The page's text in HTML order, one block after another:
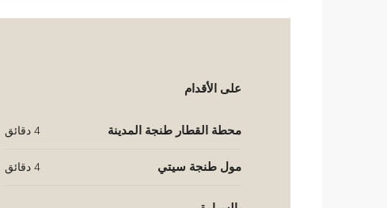
على الأقدام
محطة القطار طنجة المدينة 4 دقائق
مول طنجة سيتي 4 دقائق